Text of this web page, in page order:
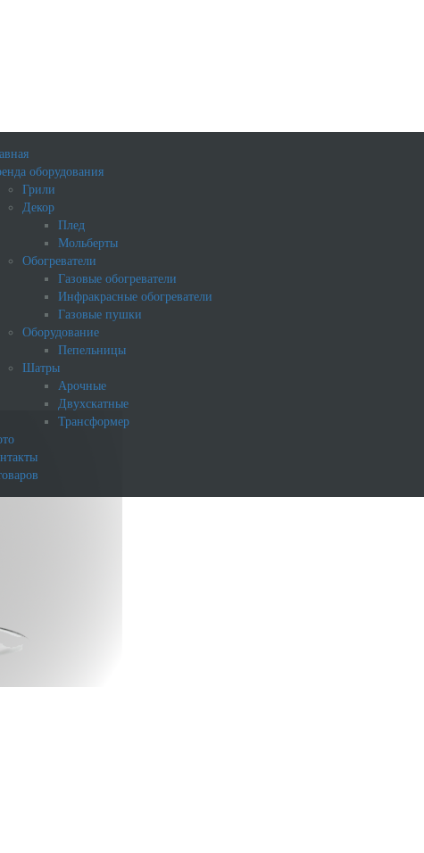
оборудования
Грили
Декор
Плед
Мольберты
Обогреватели
Газовые обогреватели
Инфракрасные обогреватели
Газовые пушки
Оборудование
Пепельницы
Шатры
Арочные
Двухскатные
Трансформер